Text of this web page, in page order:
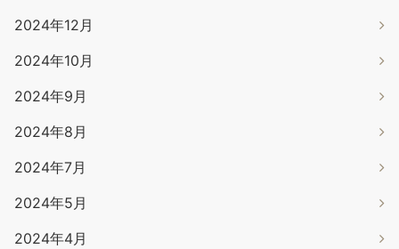
2024年12月
2024年10月
2024年9月
2024年8月
2024年7月
2024年5月
2024年4月